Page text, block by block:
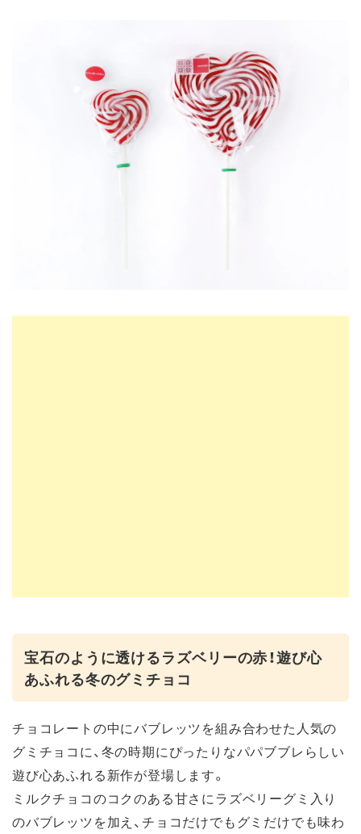
宝石のように透けるラズベリーの赤！遊び心
あふれる冬のグミチョコ
チョコレートの中にバブレッツを組み合わせた人気の
グミチョコに、冬の時期にぴったりなパパブブレらしい
遊び心あふれる新作が登場します。
ミルクチョコのコクのある甘さにラズベリーグミ入り
のバブレッツを加え、チョコだけでもグミだけでも味わ